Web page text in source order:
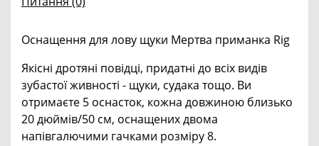
Оснащення для лову щуки Мертва приманка Rig
Якісні дротяні повідці, придатні до всіх видів
зубастої живності - щуки, судака тощо. Ви
отримаєте 5 оснасток, кожна довжиною близько
20 дюймів/50 см, оснащених двома
напівгалючими гачками розміру 8.